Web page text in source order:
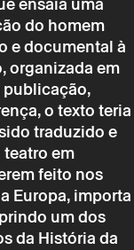
do homem
e documental à
organizada em
publicação,
o texto teria
traduzido e
teatro em
feito nos
Europa, importa
um dos
da História da